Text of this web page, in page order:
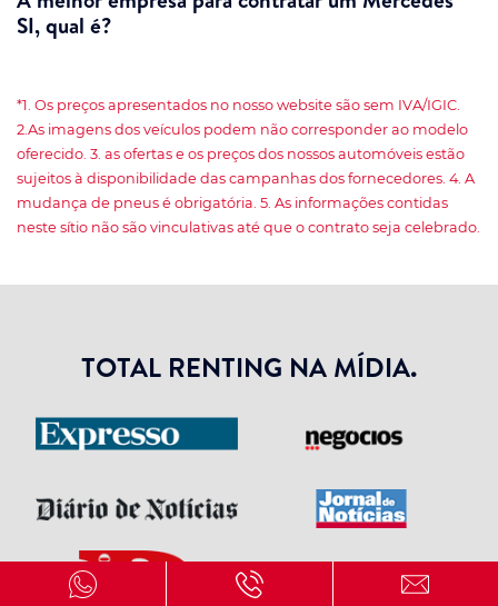
SI, qual é?
*1. Os preços apresentados no nosso website são sem IVA/IGIC.
2.As imagens dos veículos podem não corresponder ao modelo
oferecido. 3. as ofertas e os preços dos nossos automóveis estão
sujeitos à disponibilidade das campanhas dos fornecedores. 4. A
mudança de pneus é obrigatória. 5. As informações contidas
neste sítio não são vinculativas até que o contrato seja celebrado.
TOTAL RENTING NA MÍDIA.